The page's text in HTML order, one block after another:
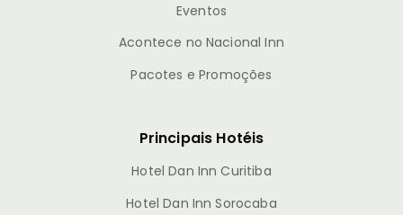
Eventos
Acontece no Nacional Inn
Pacotes e Promoções
Principais Hotéis
Hotel Dan Inn Curitiba
Hotel Dan Inn Sorocaba